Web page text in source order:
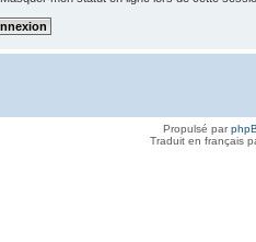
Propulsé par
Traduit en français